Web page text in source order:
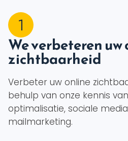
We verbeteren
zichtbaarheid
Verbeter uw online
behulp van onze kennis
optimalisatie, sociale
mailmarketing.